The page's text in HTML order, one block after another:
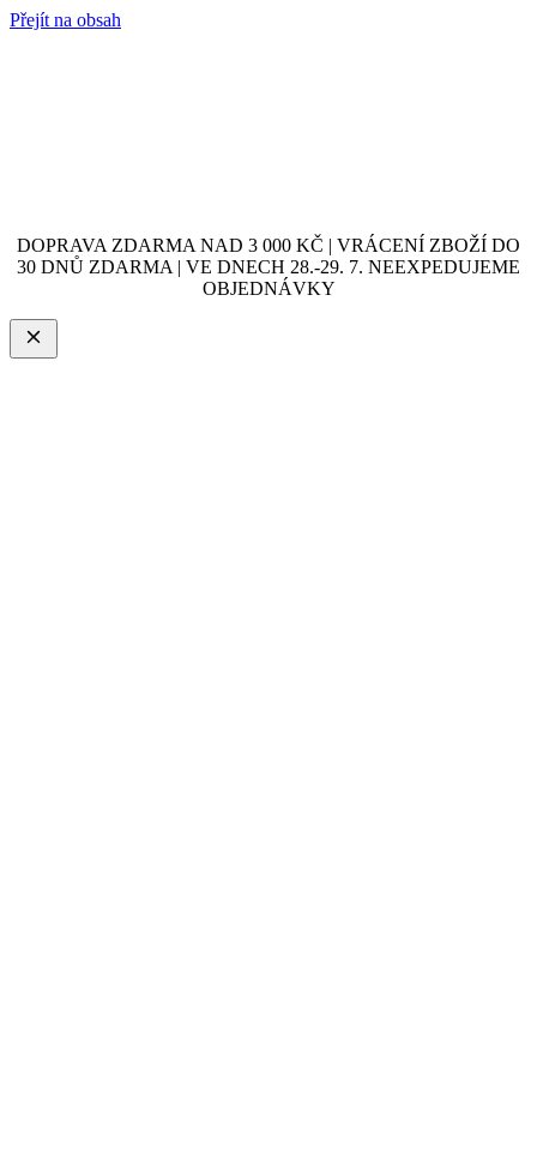
Přejít na obsah
DOPRAVA ZDARMA NAD 3 000 KČ | VRÁCENÍ ZBOŽÍ DO
30 DNŮ ZDARMA | VE DNECH 28.-29. 7. NEEXPEDUJEME
OBJEDNÁVKY